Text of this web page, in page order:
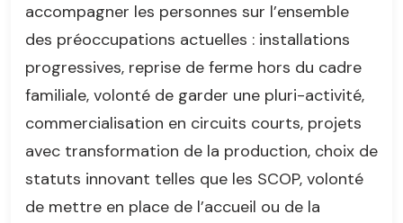
accompagner les personnes sur l’ensemble
des préoccupations actuelles : installations
progressives, reprise de ferme hors du cadre
familiale, volonté de garder une pluri-activité,
commercialisation en circuits courts, projets
avec transformation de la production, choix de
statuts innovant telles que les SCOP, volonté
de mettre en place de l’accueil ou de la